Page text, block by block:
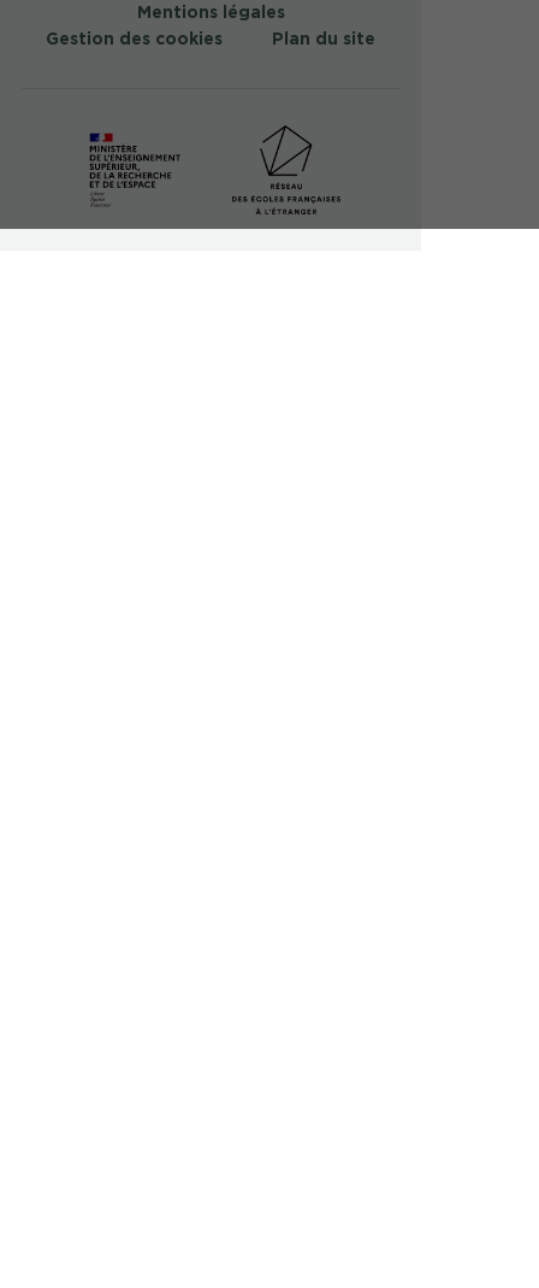
Mentions légales
Gestion des cookies
Plan du site